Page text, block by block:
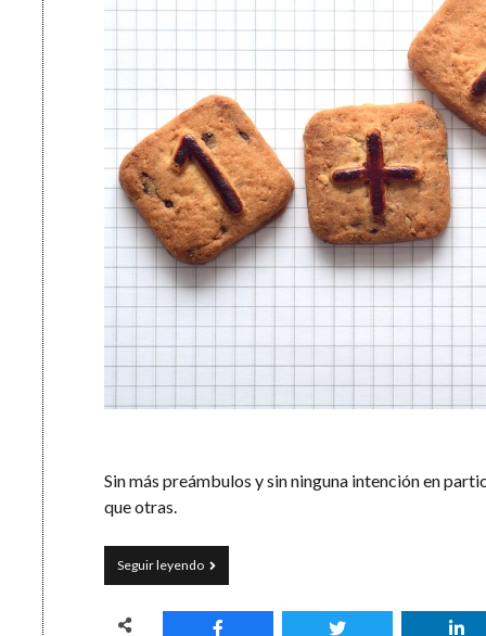
Sin más preámbulos y sin ninguna intención en
que otras.
Seguir leyendoTu
organización
en